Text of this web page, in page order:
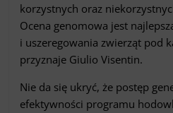
korzystnych oraz
Ocena genomowa jest
i uszeregowania zwierząt pod
przyznaje Giulio Visentin.
Nie da się ukryć, że postęp
efektywności programu